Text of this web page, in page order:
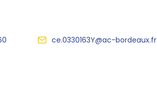
ce.0330163Y@ac-bordeaux.fr